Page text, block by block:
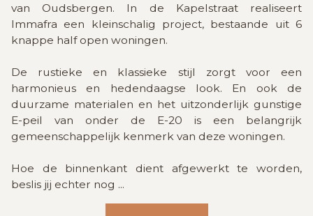
van Oudsbergen. In de Kapelstraat realiseert
Immafra een kleinschalig project, bestaande uit 6
knappe half open woningen.
De rustieke en klassieke stijl zorgt voor een
harmonieus en hedendaagse look. En ook de
duurzame materialen en het uitzonderlijk gunstige
E-peil van onder de E-20 is een belangrijk
gemeenschappelijk kenmerk van deze woningen.
Hoe de binnenkant dient afgewerkt te worden,
beslis jij echter nog ...